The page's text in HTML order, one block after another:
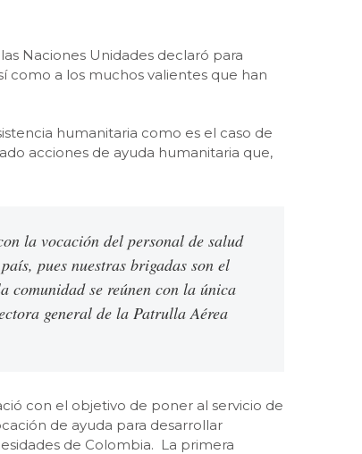
Naciones Unidades declaró para
como a los muchos valientes que han
humanitaria como es el caso de
acciones de ayuda humanitaria que,
la vocación del personal de salud
pues nuestras brigadas son el
comunidad se reúnen con la única
general de la Patrulla Aérea
con el objetivo de poner al servicio de
de ayuda para desarrollar
de Colombia. La primera